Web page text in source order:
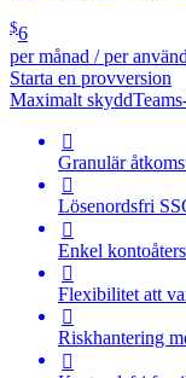
$6
per månad / per
Starta en provversion
Maximalt skydd

Granulär

Lösenordsfri

Enkel

Flexibilitet att

Riskhantering
